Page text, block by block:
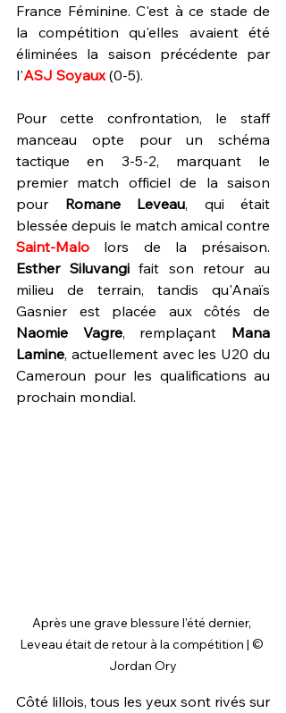
France Féminine. C'est à ce stade de
la compétition qu'elles avaient été
éliminées la saison précédente par
l'ASJ Soyaux (0-5).
Pour cette confrontation, le staff
manceau opte pour un schéma
tactique en 3-5-2, marquant le
premier match officiel de la saison
pour Romane Leveau, qui était
Saint-Malo
Esther Siluvangi fait son retour au
milieu de terrain, tandis qu'Anaïs
Naomie Vagre, remplaçant Mana
Lamine, actuellement avec les U20 du
Cameroun pour les qualifications au
prochain mondial.
Après une grave blessure l'été dernier,
Leveau était de retour à la compétition | ©
Jordan Ory
Côté lillois, tous les yeux sont rivés sur